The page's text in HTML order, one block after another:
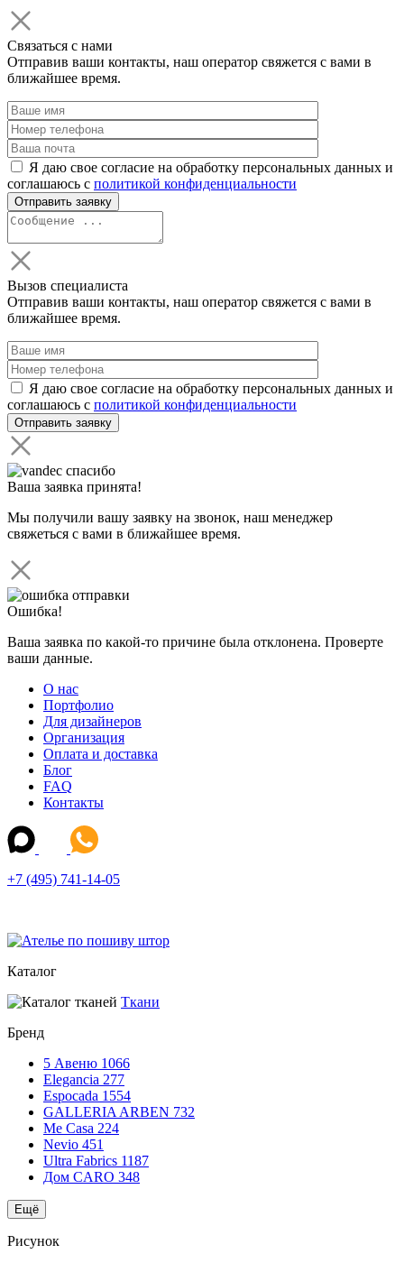
Связаться с нами
Отправив ваши контакты, наш оператор свяжется с вами в
ближайшее время.
Я даю свое согласие на обработку персональных данных и
соглашаюсь с политикой конфиденциальности
Вызов специалиста
Отправив ваши контакты, наш оператор свяжется с вами в
ближайшее время.
Я даю свое согласие на обработку персональных данных и
соглашаюсь с политикой конфиденциальности
Ваша заявка принята!
Мы получили вашу заявку на звонок, наш менеджер
свяжеться с вами в ближайшее время.
Ошибка!
Ваша заявка по какой-то причине была отклонена. Проверте
ваши данные.
О нас
Портфолио
Для дизайнеров
Организация
Оплата и доставка
Блог
FAQ
Контакты
+7 (495) 741-14-05
Каталог
Ткани
Бренд
5 Авеню 1066
Elegancia 277
Espocada 1554
GALLERIA ARBEN 732
Me Casa 224
Nevio 451
Ultra Fabrics 1187
Дом CARO 348
Ещё
Рисунок